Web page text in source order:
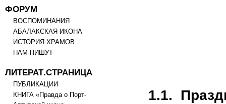
ФОРУМ
ВОСПОМИНАНИЯ
АБАЛАКСКАЯ ИКОНА
ИСТОРИЯ ХРАМОВ
НАМ ПИШУТ
ЛИТЕРАТ.СТРАНИЦА
ПУБЛИКАЦИИ
КНИГА «Правда о Порт-
1.1.